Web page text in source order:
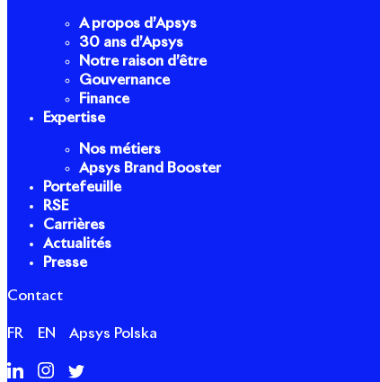
A propos d’Apsys
30 ans d’Apsys
Notre raison d’être
Gouvernance
Finance
Expertise
Nos métiers
Apsys Brand Booster
Portefeuille
RSE
Carrières
Actualités
Presse
Contact
FR EN Apsys Polska